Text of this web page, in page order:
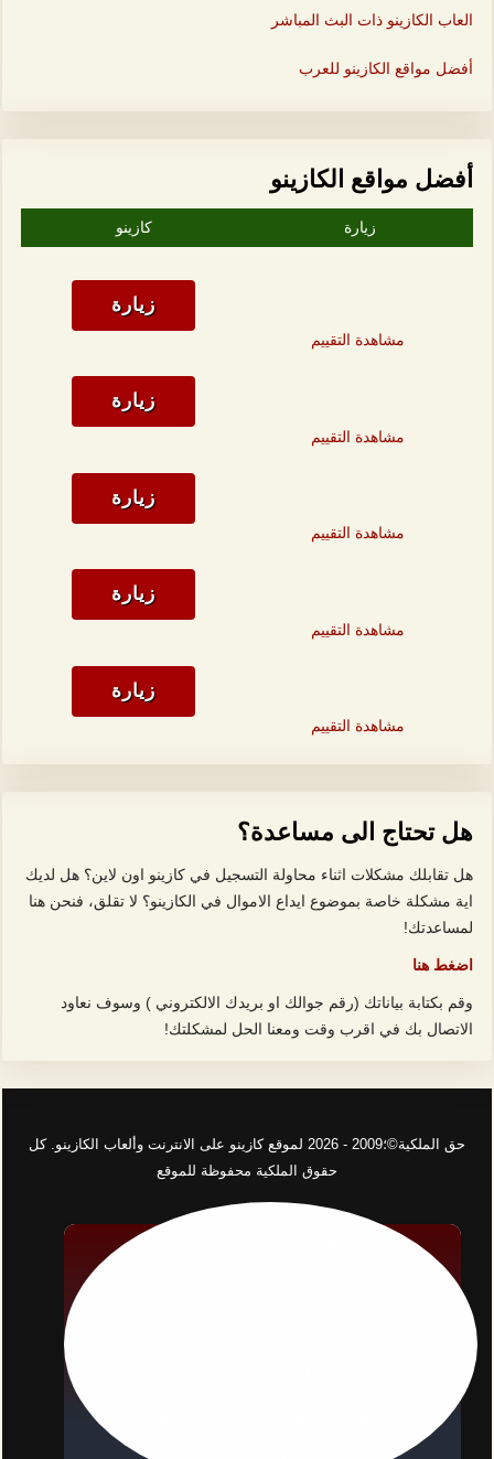
العاب الكازينو ذات البث المباشر
أفضل مواقع الكازينو للعرب
أفضل مواقع الكازينو
زيارة كازينو
زيارة
مشاهدة التقييم
زيارة
مشاهدة التقييم
زيارة
مشاهدة التقييم
زيارة
مشاهدة التقييم
زيارة
مشاهدة التقييم
هل تحتاج الى مساعدة؟
هل تقابلك مشكلات اثناء محاولة التسجيل في كازينو اون لاين؟ هل لديك
اية مشكلة خاصة بموضوع ايداع الاموال في الكازينو؟ لا تقلق، فنحن هنا
لمساعدتك!
اضغط هنا
وقم بكتابة بياناتك (رقم جوالك او بريدك الالكتروني ) وسوف نعاود
الاتصال بك في اقرب وقت ومعنا الحل لمشكلتك!
حق الملكية©؛2009 - 2026 لموقع كازينو على الانترنت وألعاب الكازينو. كل
حقوق الملكية محفوظة للموقع